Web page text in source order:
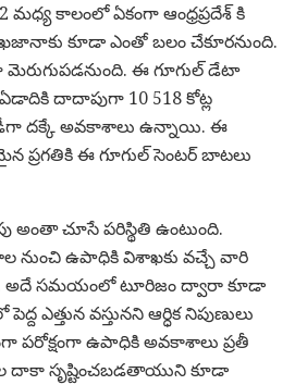
మధ్య కాలంలో ఏకంగా ఆంధ్రప్రదేశ్ కి
ఖజానాకు కూడా ఎంతో బలం చేకూరనుంది.
మెరుగుపడనుంది. ఈ గూగుల్ డేటా
దాదాపుగా 10 518 కోట్ల
దక్కే అవకాశాలు ఉన్నాయి. ఈ
ప్రగతికి ఈ గూగుల్ సెంటర్ బాటలు
అంతా చూసే పరిస్థితి ఉంటుంది.
నుంచి ఉపాధికి విశాఖకు వచ్చే వారి
అదే సమయంలో టూరిజం ద్వారా కూడా
ఎత్తున వస్తునని ఆర్ధిక నిపుణులు
పరోక్షంగా ఉపాధికి అవకాశాలు ప్రతీ
దాకా సృష్టించబడతాయుని కూడా